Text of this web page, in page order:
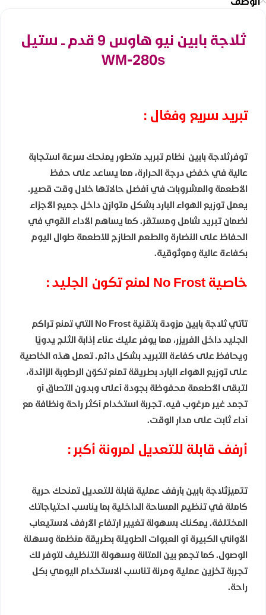
ثلاجة بابين نيو هاوس 9 قدم ــ ستيل
WM-280s
تبريد سريع وفعّال :
توفرثلاجة بابين نظام تبريد متطور يمنحك سرعة استجابة
عالية في خفض درجة الحرارة، مما يساعد على حفظ
الأطعمة والمشروبات في أفضل حالاتها خلال وقت قصير.
يعمل توزيع الهواء البارد بشكل متوازن داخل جميع الأجزاء
لضمان تبريد شامل ومستقر. كما يساهم الأداء القوي في
الحفاظ على النضارة والطعم الطازج للأطعمة طوال اليوم
بكفاءة عالية وموثوقية.
خاصية No Frost لمنع تكون الجليد :
تأتي ثلاجة بابين مزودة بتقنية No Frost التي تمنع تراكم
الجليد داخل الفريزر، مما يوفر عليك عناء إذابة الثلج يدويًا
ويحافظ على كفاءة التبريد بشكل دائم. تعمل هذه الخاصية
على توزيع الهواء البارد بطريقة تمنع تكوّن الرطوبة الزائدة،
لتبقى الأطعمة محفوظة بجودة أعلى وبدون التصاق أو
تجمد غير مرغوب فيه. تجربة استخدام أكثر راحة ونظافة مع
أداء ثابت على مدار الوقت.
أرفف قابلة للتعديل لمرونة أكبر :
تتميزثلاجة بابين بأرفف عملية قابلة للتعديل تمنحك حرية
كاملة في تنظيم المساحة الداخلية بما يناسب احتياجاتك
المختلفة. يمكنك بسهولة تغيير ارتفاع الأرفف لاستيعاب
الأواني الكبيرة أو العبوات الطويلة بطريقة منظمة وسهلة
الوصول. كما تجمع بين المتانة وسهولة التنظيف لتوفر لك
تجربة تخزين عملية ومرنة تناسب الاستخدام اليومي بكل
راحة.